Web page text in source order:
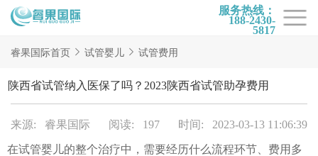
服务热线：
188-2430-
5817
首页
试管项目
试管百科
睿果国际首页 试管婴儿 试管费用
陕西省试管纳入医保了吗？2023陕西省试管助孕费用
来源: 睿果国际 阅读: 197 时间: 2023-03-13 11:06:39
在试管婴儿的整个治疗中，需要经历什么流程环节、费用多